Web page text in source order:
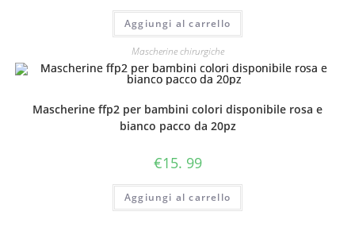
Aggiungi al carrello
Mascherine chirurgiche
Mascherine ffp2 per bambini colori disponibile rosa e
bianco pacco da 20pz
€15. 99
Aggiungi al carrello